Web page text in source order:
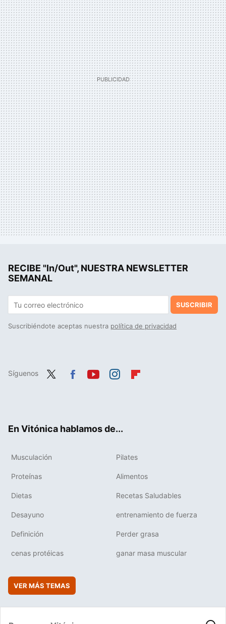
RECIBE "In/Out", NUESTRA NEWSLETTER
SEMANAL
SUSCRIBIR
Suscribiéndote aceptas nuestra política de privacidad
Síguenos
En Vitónica hablamos de...
Musculación Pilates
Proteínas Alimentos
Dietas Recetas Saludables
Desayuno entrenamiento de fuerza
Definición Perder grasa
cenas protéicas ganar masa muscular
VER MÁS TEMAS